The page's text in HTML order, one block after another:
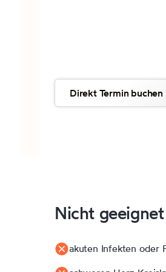
Direkt Termin buchen
Nicht
akuten Infekten oder